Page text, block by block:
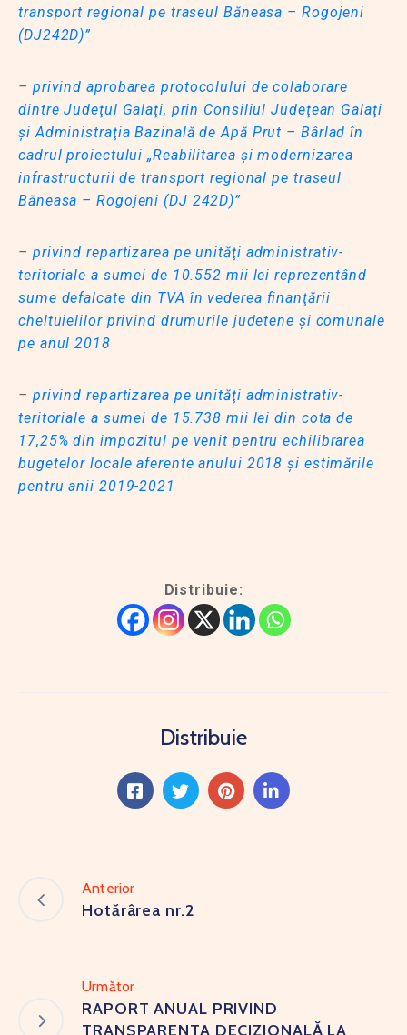
transport regional pe traseul Băneasa – Rogojeni
(DJ242D)”
– privind aprobarea protocolului de colaborare
dintre Judeţul Galaţi, prin Consiliul Judeţean Galaţi
şi Administraţia Bazinală de Apă Prut – Bârlad în
cadrul proiectului „Reabilitarea şi modernizarea
infrastructurii de transport regional pe traseul
Băneasa – Rogojeni (DJ 242D)”
– privind repartizarea pe unităţi administrativ-
teritoriale a sumei de 10.552 mii lei reprezentând
sume defalcate din TVA în vederea finanţării
cheltuielilor privind drumurile judetene şi comunale
pe anul 2018
– privind repartizarea pe unităţi administrativ-
teritoriale a sumei de 15.738 mii lei din cota de
17,25% din impozitul pe venit pentru echilibrarea
bugetelor locale aferente anului 2018 şi estimările
pentru anii 2019-2021
Distribuie:
Distribuie
Anterior
Hotărârea nr.2
Următor
RAPORT ANUAL PRIVIND
TRANSPARENTA DECIZIONALĂ LA